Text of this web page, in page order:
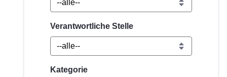
Verantwortliche Stelle
Kategorie